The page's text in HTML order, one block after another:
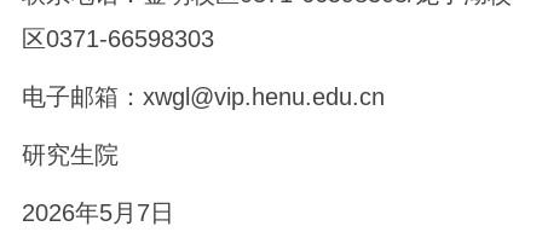
区0371-66598303
电子邮箱：xwgl@vip.henu.edu.cn
研究生院
2026年5月7日